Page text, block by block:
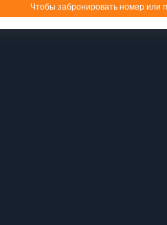
Чтобы забронировать номер